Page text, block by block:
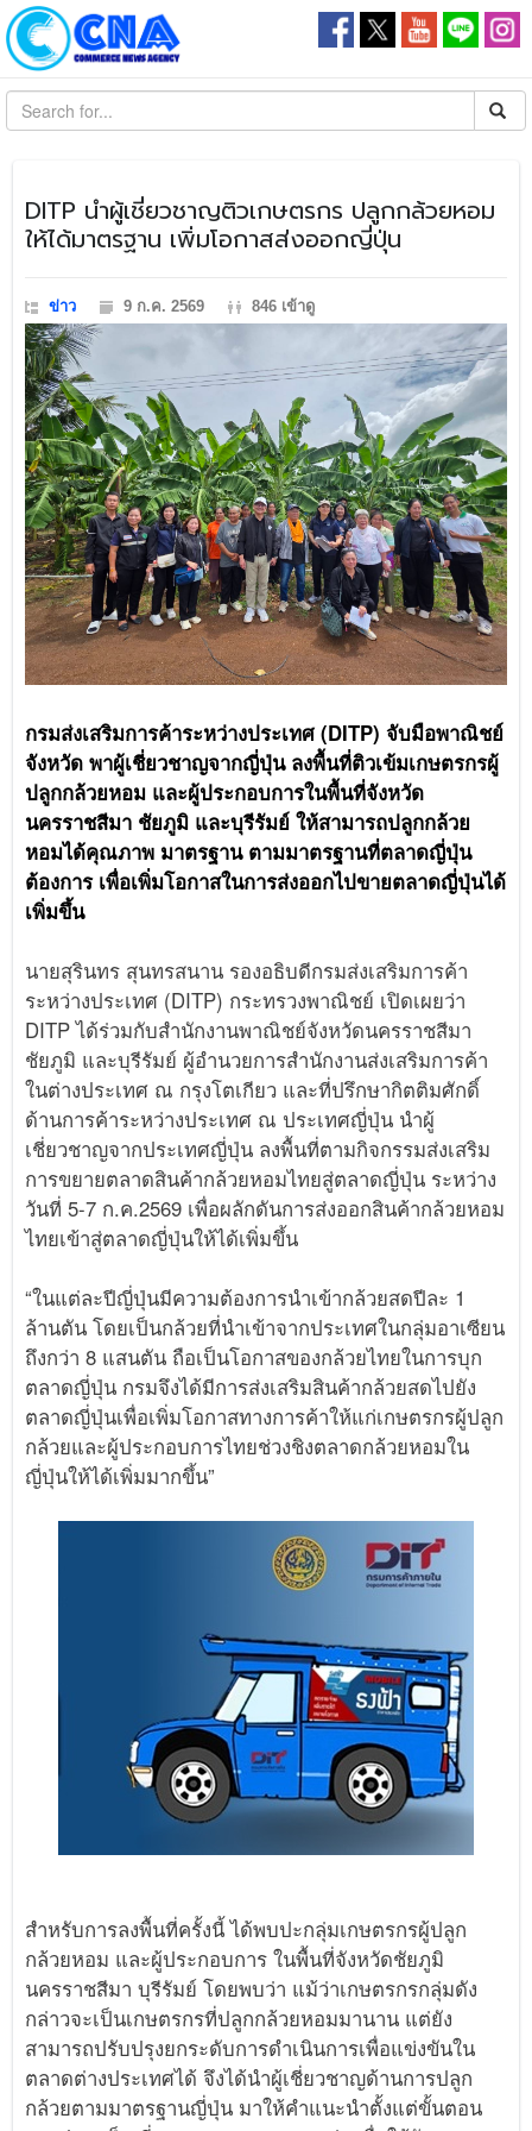
​DITP นำผู้เชี่ยวชาญติวเกษตรกร ปลูกกล้วยหอม
ให้ได้มาตรฐาน เพิ่มโอกาสส่งออกญี่ปุ่น
ข่าว 9 ก.ค. 2569 846 เข้าดู
กรมส่งเสริมการค้าระหว่างประเทศ (DITP) จับมือพาณิชย์
จังหวัด พาผู้เชี่ยวชาญจากญี่ปุ่น ลงพื้นที่ติวเข้มเกษตรกรผู้
ปลูกกล้วยหอม และผู้ประกอบการในพื้นที่จังหวัด
นครราชสีมา ชัยภูมิ และบุรีรัมย์ ให้สามารถปลูกกล้วย
หอมได้คุณภาพ มาตรฐาน ตามมาตรฐานที่ตลาดญี่ปุ่น
ต้องการ เพื่อเพิ่มโอกาสในการส่งออกไปขายตลาดญี่ปุ่นได้
เพิ่มขึ้น
นายสุรินทร สุนทรสนาน รองอธิบดีกรมส่งเสริมการค้า
ระหว่างประเทศ (DITP) กระทรวงพาณิชย์ เปิดเผยว่า
DITP ได้ร่วมกับสำนักงานพาณิชย์จังหวัดนครราชสีมา
ชัยภูมิ และบุรีรัมย์ ผู้อำนวยการสำนักงานส่งเสริมการค้า
ในต่างประเทศ ณ กรุงโตเกียว และที่ปรึกษากิตติมศักดิ์
ด้านการค้าระหว่างประเทศ ณ ประเทศญี่ปุ่น นำผู้
เชี่ยวชาญจากประเทศญี่ปุ่น ลงพื้นที่ตามกิจกรรมส่งเสริม
การขยายตลาดสินค้ากล้วยหอมไทยสู่ตลาดญี่ปุ่น ระหว่าง
วันที่ 5-7 ก.ค.2569 เพื่อผลักดันการส่งออกสินค้ากล้วยหอม
ไทยเข้าสู่ตลาดญี่ปุ่นให้ได้เพิ่มขึ้น
“ในแต่ละปีญี่ปุ่นมีความต้องการนำเข้ากล้วยสดปีละ 1
ล้านตัน โดยเป็นกล้วยที่นำเข้าจากประเทศในกลุ่มอาเซียน
ถึงกว่า 8 แสนตัน ถือเป็นโอกาสของกล้วยไทยในการบุก
ตลาดญี่ปุ่น กรมจึงได้มีการส่งเสริมสินค้ากล้วยสดไปยัง
ตลาดญี่ปุ่นเพื่อเพิ่มโอกาสทางการค้าให้แก่เกษตรกรผู้ปลูก
กล้วยและผู้ประกอบการไทยช่วงชิงตลาดกล้วยหอมใน
ญี่ปุ่นให้ได้เพิ่มมากขึ้น”
สำหรับการลงพื้นที่ครั้งนี้ ได้พบปะกลุ่มเกษตรกรผู้ปลูก
กล้วยหอม และผู้ประกอบการ ในพื้นที่จังหวัดชัยภูมิ
นครราชสีมา บุรีรัมย์ โดยพบว่า แม้ว่าเกษตรกรกลุ่มดัง
กล่าวจะเป็นเกษตรกรที่ปลูกกล้วยหอมมานาน แต่ยัง
สามารถปรับปรุงยกระดับการดำเนินการเพื่อแข่งขันใน
ตลาดต่างประเทศได้ จึงได้นำผู้เชี่ยวชาญด้านการปลูก
กล้วยตามมาตรฐานญี่ปุ่น มาให้คำแนะนำตั้งแต่ขั้นตอน